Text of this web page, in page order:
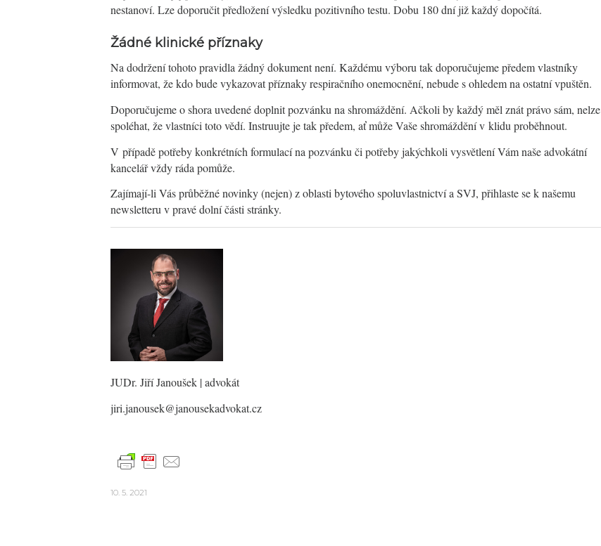
nestanoví. Lze doporučit předložení výsledku pozitivního testu. Dobu 180 dní již každý dopočítá.
Žádné klinické příznaky
Na dodržení tohoto pravidla žádný dokument není. Každému výboru tak doporučujeme předem vlastníky
informovat, že kdo bude vykazovat příznaky respiračního onemocnění, nebude s ohledem na ostatní vpuštěn.
Doporučujeme o shora uvedené doplnit pozvánku na shromáždění. Ačkoli by každý měl znát právo sám, nelze
spoléhat, že vlastníci toto vědí. Instruujte je tak předem, ať může Vaše shromáždění v klidu proběhnout.
V případě potřeby konkrétních formulací na pozvánku či potřeby jakýchkoli vysvětlení Vám naše advokátní
kancelář vždy ráda pomůže.
Zajímají-li Vás průběžné novinky (nejen) z oblasti bytového spoluvlastnictví a SVJ, přihlaste se k našemu
newsletteru v pravé dolní části stránky.
JUDr. Jiří Janoušek | advokát
jiri.janousek@janousekadvokat.cz
10. 5. 2021